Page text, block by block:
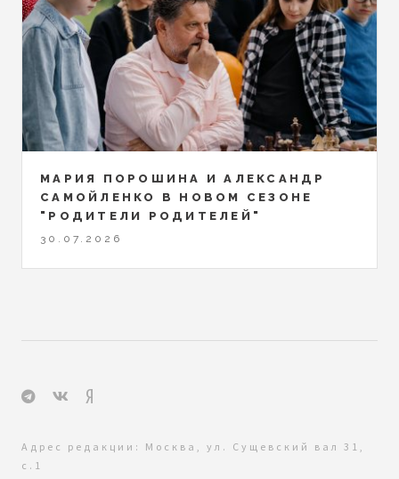
МАРИЯ ПОРОШИНА И АЛЕКСАНДР
САМОЙЛЕНКО В НОВОМ СЕЗОНЕ
"РОДИТЕЛИ РОДИТЕЛЕЙ"
30.07.2026
Адрес редакции: Москва, ул. Сущевский вал 31,
с.1